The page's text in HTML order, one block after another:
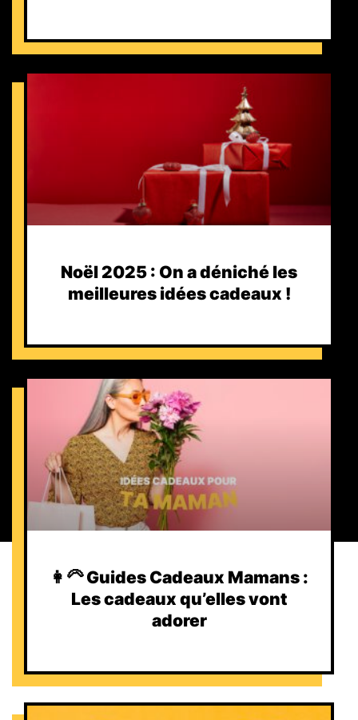
Noël 2025 : On a déniché les
meilleures idées cadeaux !
👩‍🦳 Guides Cadeaux Mamans :
Les cadeaux qu’elles vont
adorer